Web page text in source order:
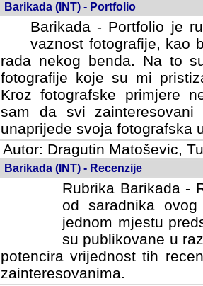
Barikada (INT) - Portfolio
Barikada - Portfolio je
vaznost fotografije, kao
rada nekog benda. Na to
fotografije koje su mi
fotografske primjere
svi zainteresovani
svoja fotografska umijeca.
Autor: Dragutin Matoševic,
Barikada (INT) - Recenzije
Rubrika Barikada -
od saradnika
jednom mjestu
su publikovane u
potencira vrijednost tih
zainteresovanima.